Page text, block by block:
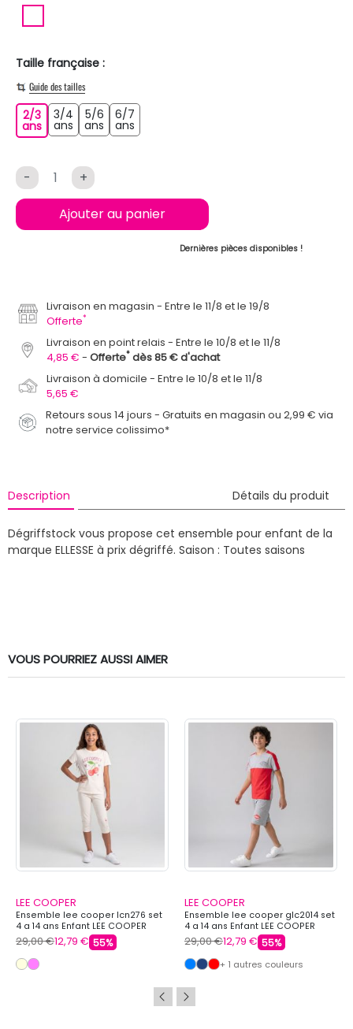
Taille française :
Guide des tailles
2/3
ans2/3 ans
3/4
ans 3/4 ans
5/6
ans 5/6 ans
6/7
ans
- +
Ajouter au panier
Dernières pièces disponibles !
Livraison en magasin
Entre le 11/8 et le 19/8
Offerte*
Livraison en point relais
Entre le 10/8 et le 11/8
4,85 €
Offerte* dès 85 € d'achat
Livraison à domicile
Entre le 10/8 et le 11/8
5,65 €
Retours sous 14 jours - Gratuits en magasin ou 2,99 € via
notre service colissimo*
Description Détails du produit
Dégriffstock vous propose cet ensemble pour enfant de la
marque ELLESSE à prix dégriffé. Saison : Toutes saisons
VOUS POURRIEZ AUSSI AIMER
LEE COOPER
Ensemble lee cooper lcn276 set
4 a 14 ans Enfant LEE COOPER
29,00 €12,79 € 55%
LEE COOPER
Ensemble lee cooper glc2014 set
4 a 14 ans Enfant LEE COOPER
29,00 €12,79 € 55%
+ 1 autres couleurs